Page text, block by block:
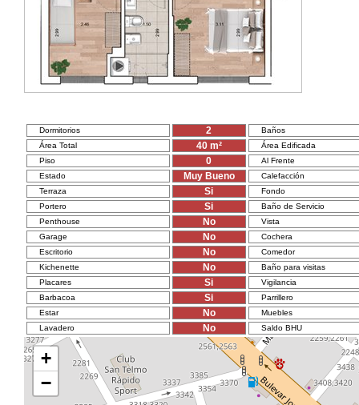
Dormitorios 2
Baños
Área Total
40 m²
Área Edificada
Piso
0
Al Frente
Estado
Muy Bueno
Calefacción
Terraza
Si
Fondo
Portero
Si
Baño de Servicio
Penthouse
No
Vista
Garage
No
Cochera
Escritorio
No
Comedor
Kichenette
No
Baño para visitas
Placares
Si
Vigilancia
Barbacoa
Si
Parrillero
Estar
No
Muebles
Lavadero
No Saldo BHU
+
−